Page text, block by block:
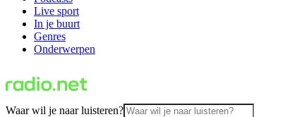
Live sport
In je buurt
Genres
Onderwerpen
Waar wil je naar luisteren?